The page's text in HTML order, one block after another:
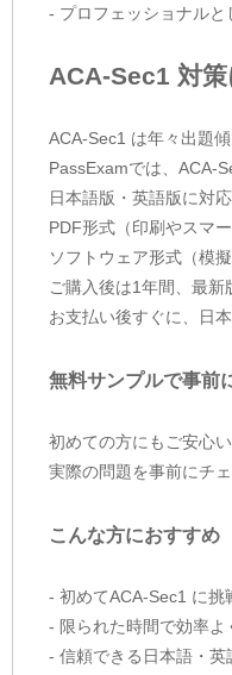
- プロフェッショナル
ACA-Sec1 対
ACA-Sec1 は年々出題
PassExamでは、ACA-
日本語版・英語版に対応
PDF形式（印刷やスマ
ソフトウェア形式（模
ご購入後は1年間、最新
お支払い後すぐに、日
無料サンプルで事前
初めての方にもご安心
実際の問題を事前にチ
こんな方におすすめ
- 初めてACA-Sec1 に挑
- 限られた時間で効率
- 信頼できる日本語・